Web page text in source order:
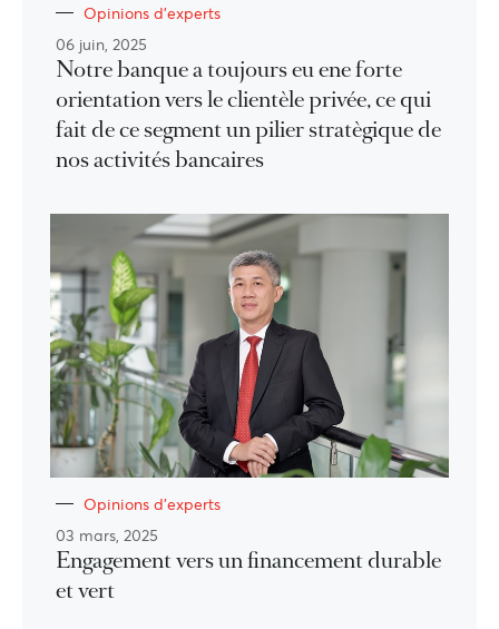
Opinions d'experts
06 juin, 2025
Notre banque a toujours eu ene forte
orientation vers le clientèle privée, ce qui
fait de ce segment un pilier stratègique de
nos activités bancaires
Opinions d'experts
03 mars, 2025
Engagement vers un financement durable
et vert